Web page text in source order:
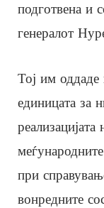
подготвена и
генералот
Тој им оддаде
единицата за
реализацијата
при
вонредните